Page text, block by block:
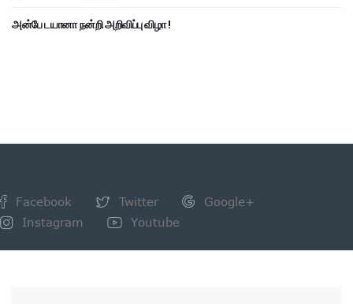
அன்பே டயானா நன்றி அறிவிப்பு விழா !
Facebook Twitter
Google+
Instagram
Youtube